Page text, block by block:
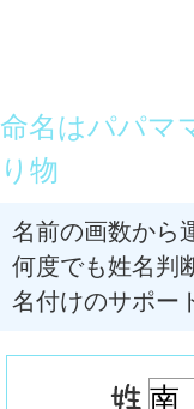
命名はパパマ
り物
名前の画数から
何度でも姓名判
名付けのサポー